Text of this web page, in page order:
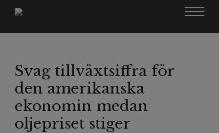
Svag tillväxtsiffra för
den amerikanska
ekonomin medan
oljepriset stiger